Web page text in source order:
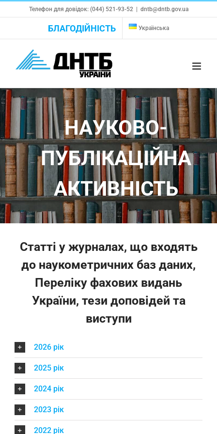
to
Телефон для довідок: (044) 521-93-52 dntb@dntb.gov.ua
БЛАГОДІЙНІСТЬ Українська
НАУКОВО-
ПУБЛІКАЦІЙНА
АКТИВНІСТЬ
Статті у журналах, що входять
до наукометричних баз даних,
Переліку фахових видань
України, тези доповідей та
виступи
2026 рік
2025 рік
2024 рік
2023 рік
2022 рік